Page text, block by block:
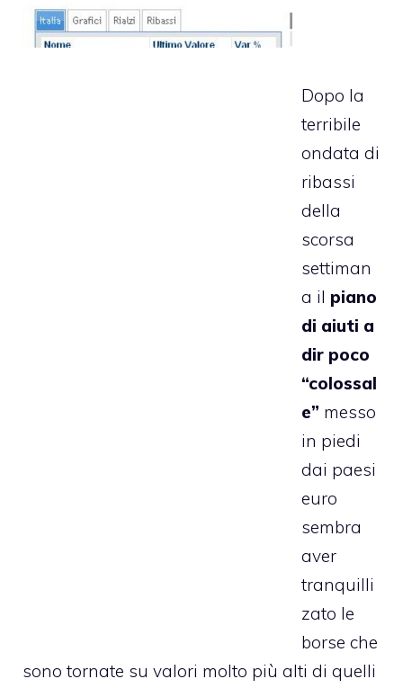
Dopo la
terribile
ondata di
ribassi
della
scorsa
settiman
a il piano
di aiuti a
dir poco
“colossal
e” messo
in piedi
dai paesi
euro
sembra
aver
tranquilli
zato le
borse che
sono tornate su valori molto più alti di quelli